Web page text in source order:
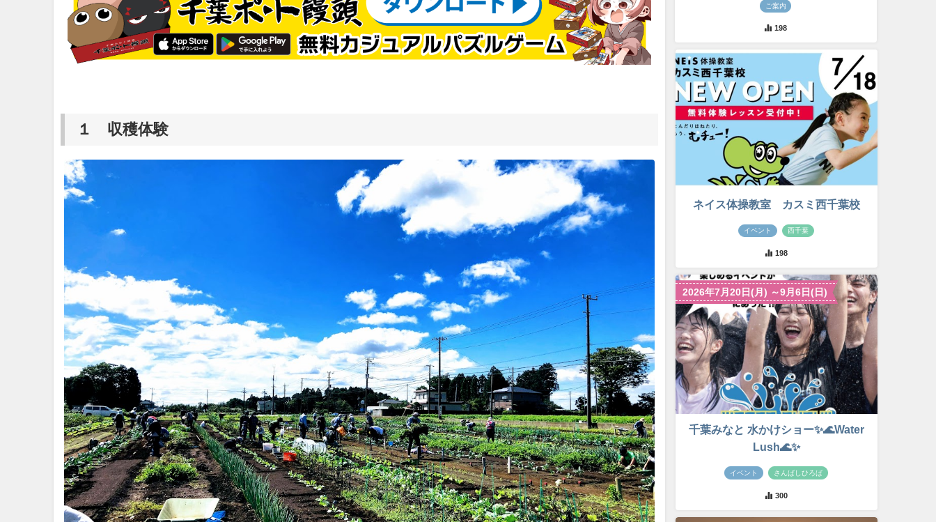
１ 収穫体験
ご案内
198
ネイス体操教室 カスミ西千葉校
イベント 西千葉
198
2026年7月20日(月) ～9月6日(日)
千葉みなと 水かけショー✨🌊Water
Lush🌊✨
イベント さんばしひろば
300